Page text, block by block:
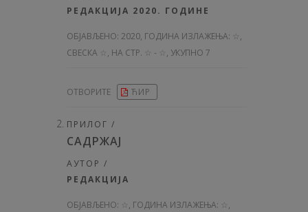
РЕДАКЦИЈА 2020. ГОДИНЕ
ОБЈАВЉЕНО: 2020, ГОДИНА ИЗЛАЖЕЊА: ☆ ,
СВЕСКА ☆, НА СТР. ☆ - ☆, УКУПНО 7
ОТВОРИТЕ ЋИР
ПРИЛОГ /
САДРЖАЈ
АУТОР /
РЕДАКЦИЈА
ОБЈАВЉЕНО: ☆, ГОДИНА ИЗЛАЖЕЊА: ☆ ,